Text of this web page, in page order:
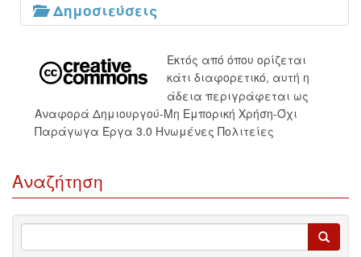
Δημοσιεύσεις
Εκτός από όπου ορίζεται
κάτι διαφορετικό, αυτή η
άδεια περιγράφεται ως
Αναφορά Δημιουργού-Μη Εμπορική Χρήση-Όχι
Παράγωγα Έργα 3.0 Ηνωμένες Πολιτείες
Αναζήτηση